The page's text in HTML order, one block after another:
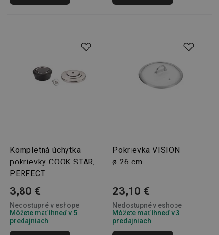
Kompletná úchytka
pokrievky COOK STAR,
PERFECT
3,80 €
Nedostupné v eshope
Môžete mať ihneď v 5
predajniach
Pokrievka VISION
ø 26 cm
23,10 €
Nedostupné v eshope
Môžete mať ihneď v 3
predajniach